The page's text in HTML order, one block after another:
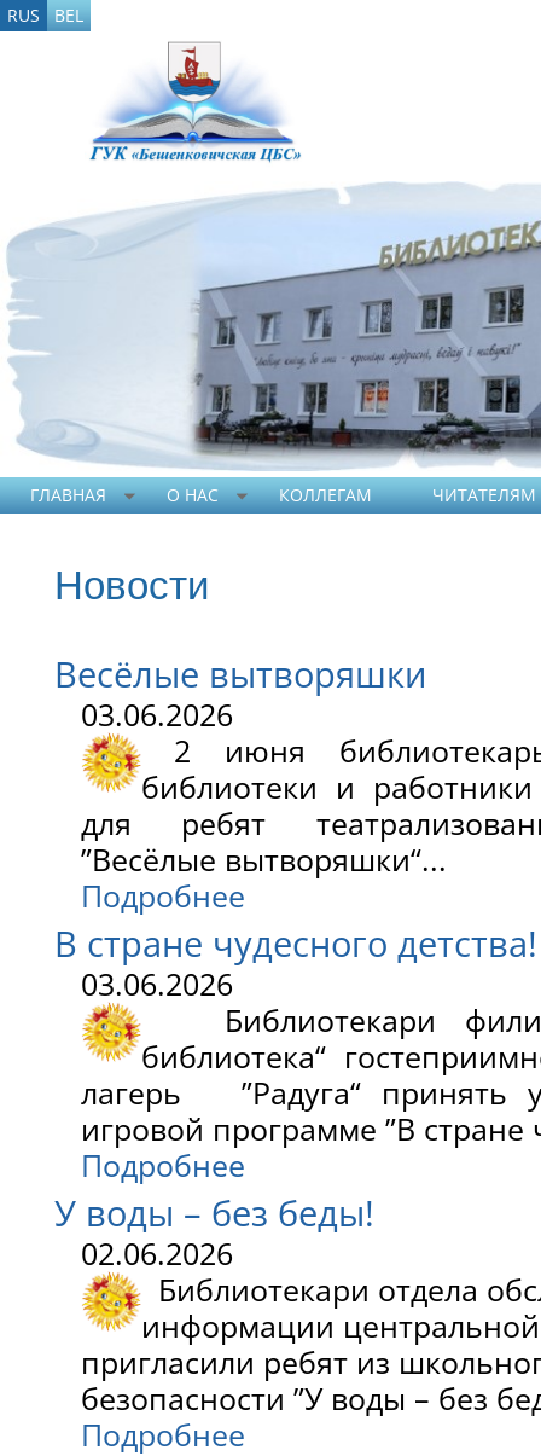
RUS BEL
ГЛАВНАЯ О НАС КОЛЛЕГАМ ЧИТАТЕЛЯМ
Новости
Весёлые вытворяшки
03.06.2026
2 июня библиотекарь
библиотеки и
для ребят
”Весёлые вытворяшки“...
Подробнее
В стране чудесного детства!
03.06.2026
Библиотекари
библиотека“
лагерь ”Радуга“ принять
игровой программе ”В стране
Подробнее
У воды – без беды!
02.06.2026
Библиотекари отдела
информации
пригласили ребят из
безопасности ”У воды – без
Подробнее